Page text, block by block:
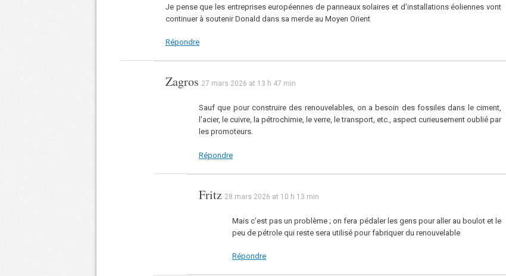
Je pense que les entreprises européennes de panneaux solaires et d’installations éoliennes vont
continuer à soutenir Donald dans sa merde au Moyen Orient
Répondre
Zagros 27 mars 2026 at 13 h 47 min
Sauf que pour construire des renouvelables, on a besoin des fossiles dans le ciment,
l’acier, le cuivre, la pétrochimie, le verre, le transport, etc., aspect curieusement oublié par
les promoteurs.
Répondre
Fritz 28 mars 2026 at 10 h 13 min
Mais c’est pas un problème ; on fera pédaler les gens pour aller au boulot et le
peu de pétrole qui reste sera utilisé pour fabriquer du renouvelable
Répondre